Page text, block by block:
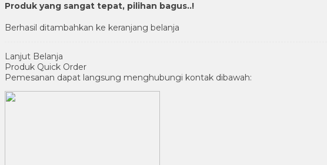
Produk yang sangat tepat, pilihan bagus..!
Berhasil ditambahkan ke keranjang belanja
Lanjut Belanja
Produk Quick Order
Pemesanan dapat langsung menghubungi kontak dibawah: